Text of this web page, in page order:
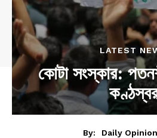
LATEST
কোটা সংস্কার:
By:
Daily